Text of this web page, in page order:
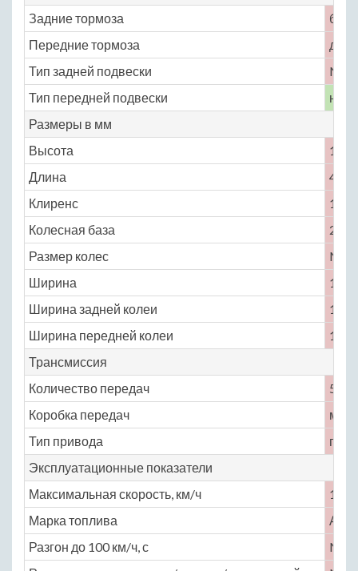
Задние тормоза
Передние тормоза
Тип задней подвески
No
Тип передней подвески
Размеры в мм
Высота
1400
Длина
4550
Клиренс
140
Колесная база
2780
Размер колес
No
Ширина
1690
Ширина задней колеи
1420
Ширина передней колеи
1440
Трансмиссия
Количество передач
5
Коробка передач
Тип привода
Эксплуатационные показатели
Максимальная скорость, км/ч
155
Марка топлива
АИ-
Разгон до 100 км/ч, с
No